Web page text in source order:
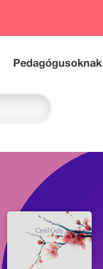
Pedagógusoknak